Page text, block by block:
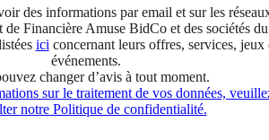
des informations par email et sur les
de Financière Amuse BidCo et des sociétés du
iciconcernant leurs offres, services, jeux
événements.
changer d’avis à tout moment.
sur le traitement de vos données,
notre Politique de confidentialité.